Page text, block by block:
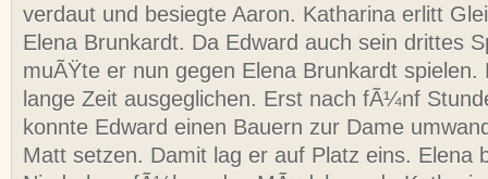
verdaut und besiegte Aaron. Katharina erlitt
Elena Brunkardt. Da Edward auch sein drittes
muÃŸte er nun gegen Elena Brunkardt spielen.
lange Zeit ausgeglichen. Erst nach fÃ¼nf
konnte Edward einen Bauern zur Dame
Matt setzen. Damit lag er auf Platz eins. Elena